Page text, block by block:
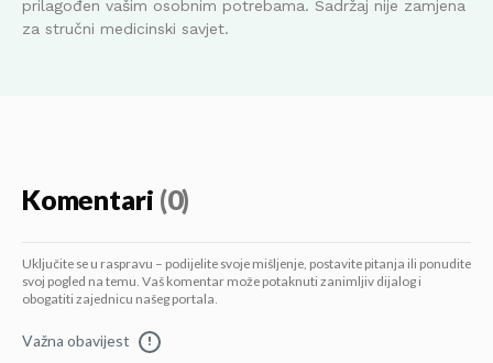
prilagođen vašim osobnim potrebama. Sadržaj nije zamjena
za stručni medicinski savjet.
Komentari (0)
Uključite se u raspravu – podijelite svoje mišljenje, postavite pitanja ili ponudite
svoj pogled na temu. Vaš komentar može potaknuti zanimljiv dijalog i
obogatiti zajednicu našeg portala.
Važna obavijest !